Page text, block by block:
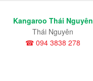
Kangaroo Thái Nguyên
Thái Nguyên
☎ 094 3838 278